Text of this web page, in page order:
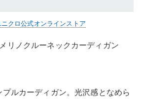
クロ公式オンラインストア
リノクルーネックカーディガン
ルカーディガン。光沢感となめら